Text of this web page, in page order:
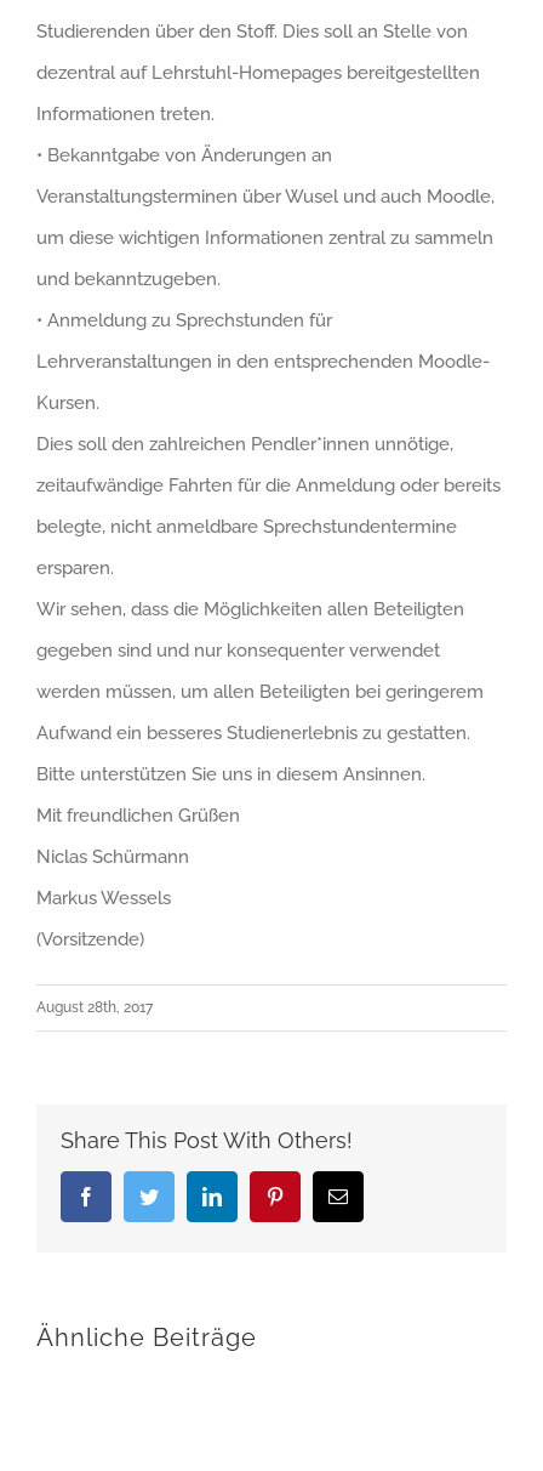
Studierenden über den Stoff. Dies soll an Stelle von
dezentral auf Lehrstuhl-Homepages bereitgestellten
Informationen treten.
• Bekanntgabe von Änderungen an
Veranstaltungsterminen über Wusel und auch Moodle,
um diese wichtigen Informationen zentral zu sammeln
und bekanntzugeben.
• Anmeldung zu Sprechstunden für
Lehrveranstaltungen in den entsprechenden Moodle-
Kursen.
Dies soll den zahlreichen Pendler*innen unnötige,
zeitaufwändige Fahrten für die Anmeldung oder bereits
belegte, nicht anmeldbare Sprechstundentermine
ersparen.
Wir sehen, dass die Möglichkeiten allen Beteiligten
gegeben sind und nur konsequenter verwendet
werden müssen, um allen Beteiligten bei geringerem
Aufwand ein besseres Studienerlebnis zu gestatten.
Bitte unterstützen Sie uns in diesem Ansinnen.
Mit freundlichen Grüßen
Niclas Schürmann
Markus Wessels
(Vorsitzende)
August 28th, 2017
Share This Post With Others!
FacebookTwitter LinkedIn PinterestE-
Mail
Ähnliche Beiträge